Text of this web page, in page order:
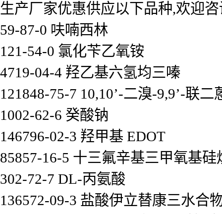
生产厂家优惠供应以下品种,欢迎
59-87-0 呋喃西林
121-54-0 氯化苄乙氧铵
4719-04-4 羟乙基六氢均三嗪
121848-75-7 10,10’-二溴-9,9’-联二
1002-62-6 癸酸钠
146796-02-3 羟甲基 EDOT
85857-16-5 十三氟辛基三甲氧基硅
302-72-7 DL-丙氨酸
136572-09-3 盐酸伊立替康三水合